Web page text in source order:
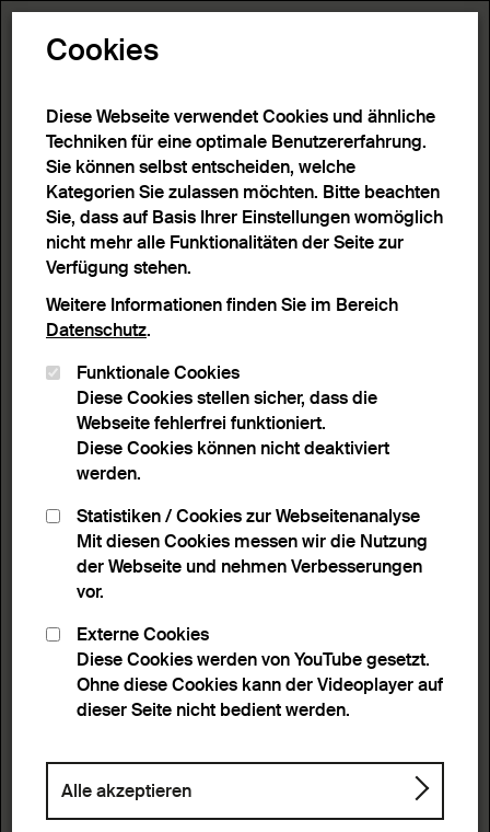
14 Ergebnisse
Start>Detailsuche>Suchergebnisse
Filter
Entferne Filter
Schlagwort: Rotunda
Sortieren nach
Anzahl Ergebnisse
Cookies
Diese Webseite verwendet Cookies und ähnliche
Techniken für eine optimale Benutzererfahrung.
Sie können selbst entscheiden, welche
Kategorien Sie zulassen möchten. Bitte beachten
Sie, dass auf Basis Ihrer Einstellungen womöglich
nicht mehr alle Funktionalitäten der Seite zur
Verfügung stehen.
Weitere Informationen finden Sie im Bereich
Datenschutz.
Funktionale Cookies
Diese Cookies stellen sicher, dass die
Webseite fehlerfrei funktioniert.
Diese Cookies können nicht deaktiviert
werden.
Statistiken / Cookies zur Webseitenanalyse
Mit diesen Cookies messen wir die Nutzung
der Webseite und nehmen Verbesserungen
vor.
Externe Cookies
Diese Cookies werden von YouTube gesetzt.
Ohne diese Cookies kann der Videoplayer auf
dieser Seite nicht bedient werden.
Alle akzeptieren